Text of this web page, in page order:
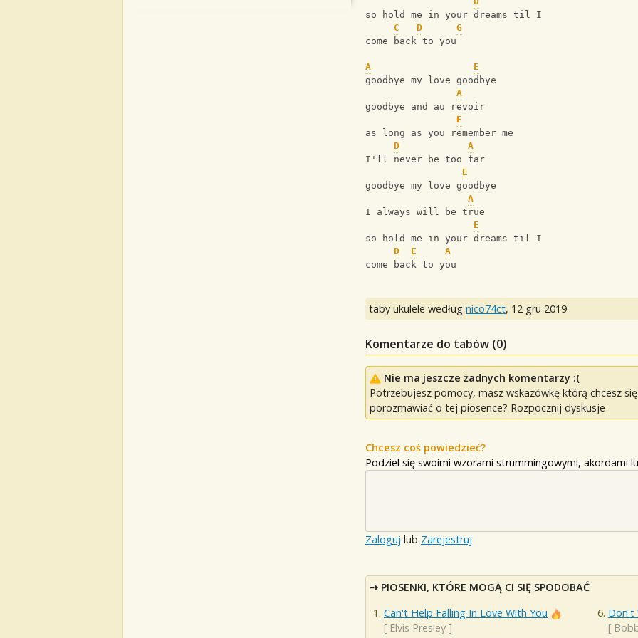
so hold me in your dreams til I
C
D
G
come back to you
A
E
goodbye my love goodbye
A
goodbye and au revoir
E
as long as you remember me
D
A
I'll never be too far
E
goodbye my love goodbye
A
I always will be true
E
so hold me in your dreams til I
D
E
A
come back to you
taby ukulele według nico74ct, 12 gru 2019
Komentarze do tabów (0)
Nie ma jeszcze żadnych komentarzy :(
Potrzebujesz pomocy, masz wskazówkę którą chcesz
porozmawiać o tej piosence? Rozpocznij dyskusje
Chcesz coś powiedzieć?
Podziel się swoimi wzorami strummingowymi, akordami
Zaloguj lub Zarejestruj
PIOSENKI, KTÓRE MOGĄ CI SIĘ SPODOBAĆ
Can't Help Falling In Love With You
[ Elvis Presley ]
Don't
[